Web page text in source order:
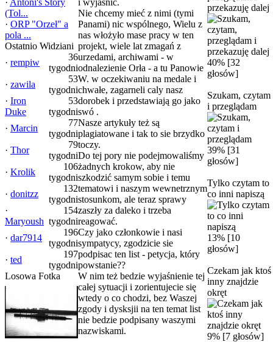
· Antoni's Story
(Tol...
· ORP "Orzeł" a
pola ...
Ostatnio Widziani
· rempiw
36
tygodni
· zawila
53
tygodni
· Iron
Duke
53
tygodni
· Marcin
77
tygodni
· Thor
79
tygodni
· Krolik
106
tygodni
· donitzz
132
tygodni
·
Maryoush
154
tygodni
· dar7914
196
tygodni
· ted
197
tygodni
Losowa Fotka
i wyjasnic.
Nie chcemy mieć z nimi (tymi
Panami) nic wspólnego, Wielu z
nas włożyło mase pracy w ten
projekt, wiele lat zmagań z
urzedami, archiwami - w
odnalezienie Orła - a tu Panowie
W. w oczekiwaniu na medale i
chwałe, zagarneli caly nasz
dorobek i przedstawiają go jako
swó .
Nasze artykuły też są
plagiatowane i tak to sie brzydko
toczy.
Do tej pory nie podejmowaliśmy
żadnych krokow, aby nie
szkodzić samym sobie i temu
tematowi i naszym wewnetrznym
stosunkom, ale teraz sprawy
zaszły za daleko i trzeba
reagować.
Czy jako członkowie i nasi
sympatycy, zgodzicie sie
podpisac ten list - petycja, który
powstanie??
W nim też bedzie wyjaśnienie tej
całej sytuacji i zorientujecie się
wtedy o co chodzi, bez Waszej
zgody i dysksjii na ten temat list
nie bedzie podpisany waszymi
nazwiskami.
przekazuję dalej
40% [32
głosów]
Szukam, czytam
i przeglądam
39% [31
głosów]
Tylko czytam to
co inni napiszą
13% [10
głosów]
Czekam jak ktoś
inny znajdzie
okręt
9% [7 głosów]